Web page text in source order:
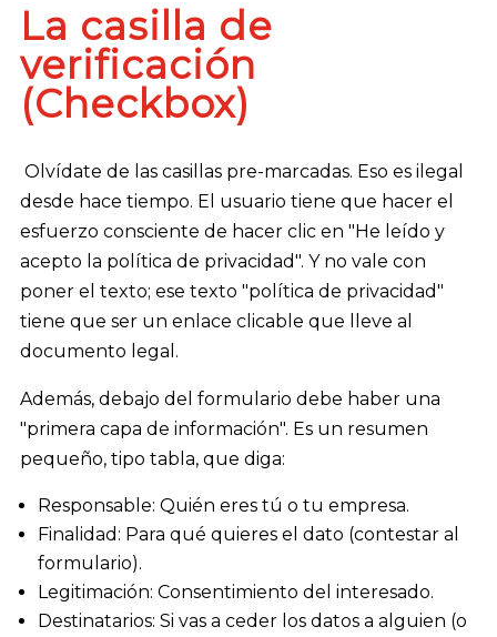
La casilla de
verificación
(Checkbox)
Olvídate de las casillas pre-marcadas. Eso es ilegal
desde hace tiempo. El usuario tiene que hacer el
esfuerzo consciente de hacer clic en "He leído y
acepto la política de privacidad". Y no vale con
poner el texto; ese texto "política de privacidad"
tiene que ser un enlace clicable que lleve al
documento legal.
Además, debajo del formulario debe haber una
"primera capa de información". Es un resumen
pequeño, tipo tabla, que diga:
Responsable: Quién eres tú o tu empresa.
Finalidad: Para qué quieres el dato (contestar al
formulario).
Legitimación: Consentimiento del interesado.
Destinatarios: Si vas a ceder los datos a alguien (o